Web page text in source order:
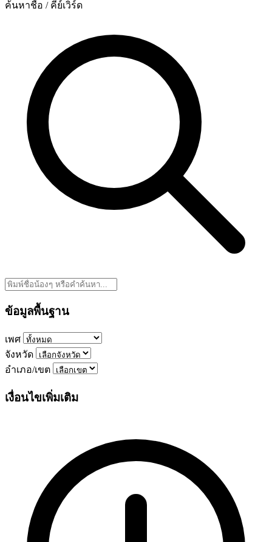
ค้นหาชื่อ / คีย์เวิร์ด
ข้อมูลพื้นฐาน
เพศ
จังหวัด
อำเภอ/เขต
เงื่อนไขเพิ่มเติม